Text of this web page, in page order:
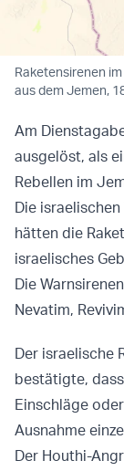
Raketensirenen
aus dem Jemen,
Am
ausgelöst, als
Rebellen im
Die
hätten die
israelisches
Die
Nevatim,
Der israelische
bestätigte,
Einschläge
Ausnahme
Der Houthi-